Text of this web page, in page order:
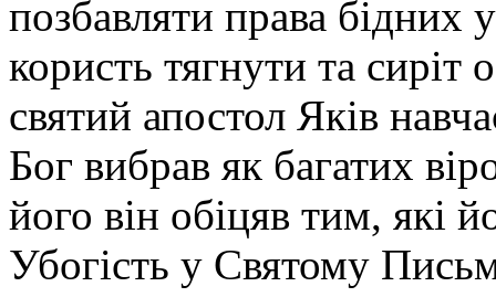
позбавляти права бідних
користь тягнути та
святий апостол Яків
Бог вибрав як багатих
його він обіцяв тим, які
Убогість у Святому